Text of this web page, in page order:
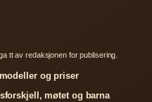
tt av redaksjonen for publisering.
og priser
møtet og barna